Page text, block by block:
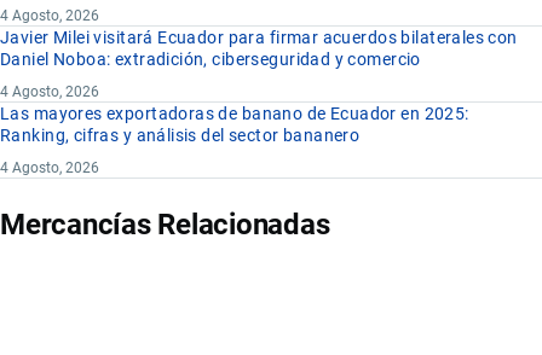
4 Agosto, 2026
Javier Milei visitará Ecuador para firmar acuerdos bilaterales con
Daniel Noboa: extradición, ciberseguridad y comercio
4 Agosto, 2026
Las mayores exportadoras de banano de Ecuador en 2025:
Ranking, cifras y análisis del sector bananero
4 Agosto, 2026
Mercancías Relacionadas